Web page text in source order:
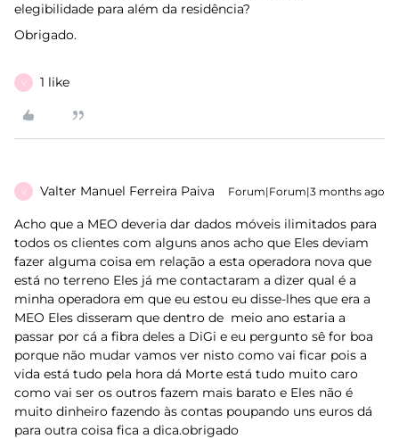
elegibilidade para além da residência?
Obrigado.
V 1 like
V Valter Manuel Ferreira Paiva Forum|Forum|3 months ago
Acho que a MEO deveria dar dados móveis ilimitados para
todos os clientes com alguns anos acho que Eles deviam
fazer alguma coisa em relação a esta operadora nova que
está no terreno Eles já me contactaram a dizer qual é a
minha operadora em que eu estou eu disse-lhes que era a
MEO Eles disseram que dentro de meio ano estaria a
passar por cá a fibra deles a DiGi e eu pergunto sê for boa
porque não mudar vamos ver nisto como vai ficar pois a
vida está tudo pela hora dá Morte está tudo muito caro
como vai ser os outros fazem mais barato e Eles não é
muito dinheiro fazendo às contas poupando uns euros dá
para outra coisa fica a dica.obrigado